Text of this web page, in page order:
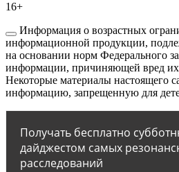
16+
Информация о возрастных
информационной продукции,
на основании норм Федерального
информации, причиняющей вред
Некоторые материалы настоящего
информацию, запрещенную для
Получать бесплатно
дайджестом самых
расследований